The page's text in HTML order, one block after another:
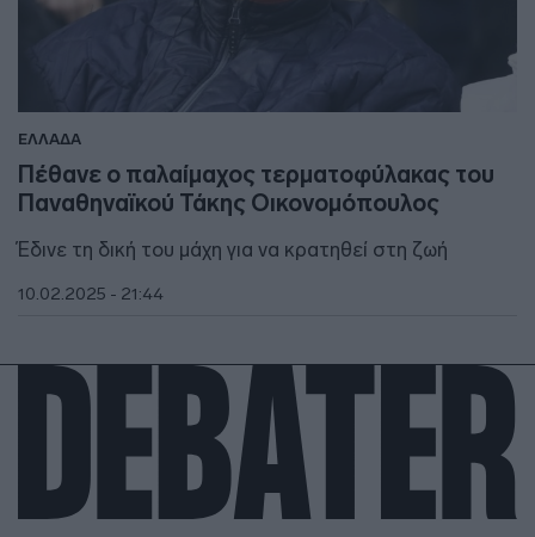
ΕΛΛΑΔΑ
Πέθανε ο παλαίμαχος τερματοφύλακας του
Παναθηναϊκού Τάκης Οικονομόπουλος
Έδινε τη δική του μάχη για να κρατηθεί στη ζωή
10.02.2025 - 21:44